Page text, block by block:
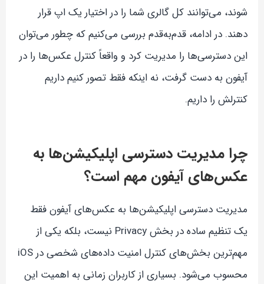
شوند، می‌توانند کل گالری شما را در اختیار یک اپ قرار
دهند. در ادامه، قدم‌به‌قدم بررسی می‌کنیم که چطور می‌توان
این دسترسی‌ها را مدیریت کرد و واقعاً کنترل عکس‌ها را در
آیفون به دست گرفت، نه اینکه فقط تصور کنیم داریم
کنترلش را داریم.
چرا مدیریت دسترسی اپلیکیشن‌ها به
عکس‌های آیفون مهم است؟
مدیریت دسترسی اپلیکیشن‌ها به عکس‌های آیفون فقط
یک تنظیم ساده در بخش Privacy نیست، بلکه یکی از
مهم‌ترین بخش‌های کنترل امنیت داده‌های شخصی در iOS
محسوب می‌شود. بسیاری از کاربران زمانی به اهمیت این